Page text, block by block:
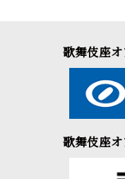
歌舞伎座
歌舞伎座